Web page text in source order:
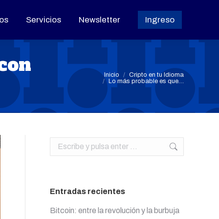
Servicios Newsletter Ingreso
Estás aquí: Inicio
Cripto en tu Idioma
Lo más probable es que…
Buscar:
Entradas recientes
Bitcoin: entre la revolución y la burbuja
Servicios Newsletter Ingreso